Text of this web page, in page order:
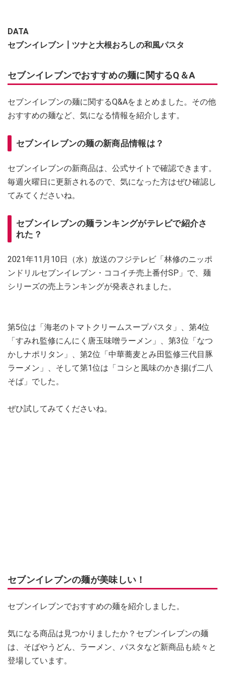
DATA
セブンイレブン┃ツナと大根おろしの和風パスタ
セブンイレブンでおすすめの麺に関するQ＆A
セブンイレブンの麺に関するQ&Aをまとめました。その他
おすすめの麺など、気になる情報を紹介します。
セブンイレブンの麺の新商品情報は？
セブンイレブンの新商品は、公式サイトで確認できます。
毎週火曜日に更新されるので、気になった方はぜひ確認し
てみてくださいね。
セブンイレブンの麺ランキングがテレビで紹介さ
れた？
2021年11月10日（水）放送のフジテレビ「林修のニッポ
ンドリルセブンイレブン・ココイチ売上番付SP」で、麺
シリーズの売上ランキングが発表されました。
第5位は「海老のトマトクリームスープパスタ」、第4位
「すみれ監修にんにく唐玉味噌ラーメン」、第3位「なつ
かしナポリタン」、第2位「中華蕎麦とみ田監修三代目豚
ラーメン」、そして第1位は「コシと風味のかき揚げ二八
そば」でした。
ぜひ試してみてくださいね。
セブンイレブンの麺が美味しい！
セブンイレブンでおすすめの麺を紹介しました。
気になる商品は見つかりましたか？セブンイレブンの麺
は、そばやうどん、ラーメン、パスタなど新商品も続々と
登場しています。